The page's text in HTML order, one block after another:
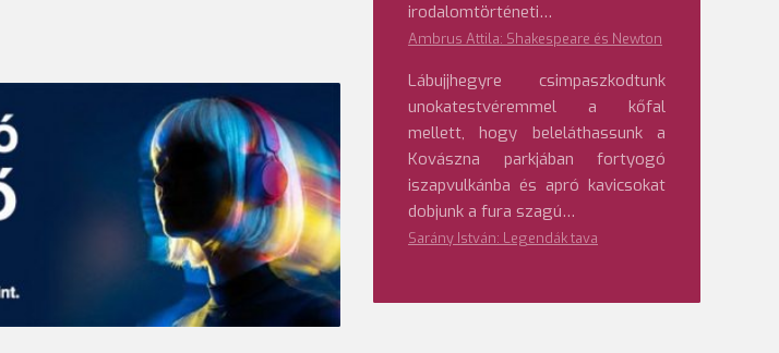
irodalomtörténeti…
Ambrus Attila: Shakespeare és Newton
Lábujjhegyre csimpaszkodtunk
unokatestvéremmel a kőfal
mellett, hogy beleláthassunk a
Kovászna parkjában fortyogó
iszapvulkánba és apró kavicsokat
dobjunk a fura szagú…
Sarány István: Legendák tava